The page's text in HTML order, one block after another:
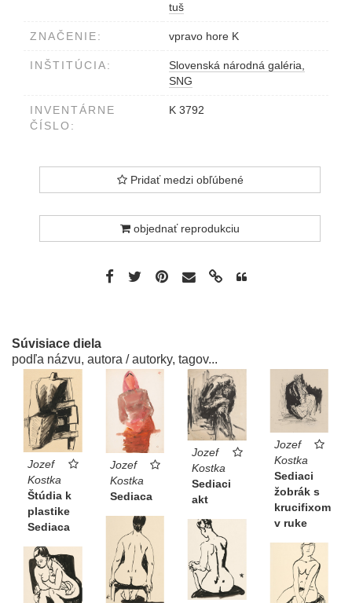
tuš
ZNAČENIE: vpravo hore K
INŠTITÚCIA:
Slovenská národná galéria,
SNG
INVENTÁRNE
ČÍSLO:
K 3792
Pridať medzi obľúbené
objednať reprodukciu
Súvisiace diela
podľa názvu, autora / autorky, tagov...
Jozef
Kostka
Štúdia k
plastike
Sediaca
Jozef
Kostka
Sediaca
Jozef
Kostka
Sediaci
akt
Jozef
Kostka
Sediaci
žobrák s
krucifixom
v ruke